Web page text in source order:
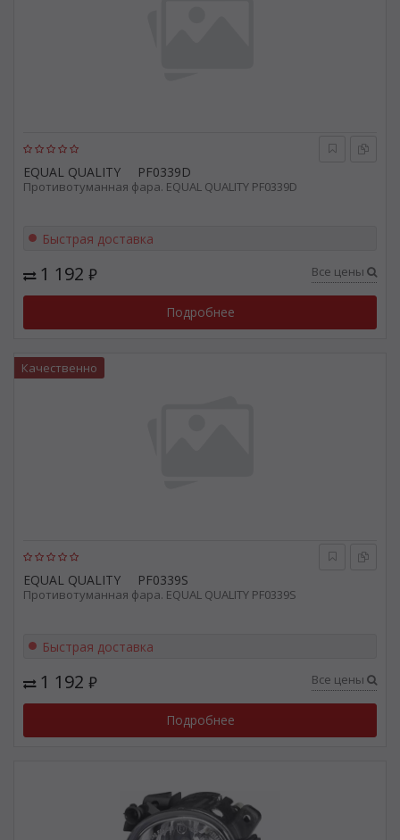
EQUAL QUALITY PF0339D
Противотуманная фара. EQUAL QUALITY PF0339D
Быстрая доставка
1 192 ₽ Все цены
Подробнее
EQUAL QUALITY PF0339S
Противотуманная фара. EQUAL QUALITY PF0339S
Качественно
Быстрая доставка
1 192 ₽ Все цены
Подробнее